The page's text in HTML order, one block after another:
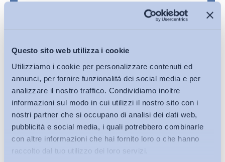
Questo sito web utilizza i cookie
Utilizziamo i cookie per personalizzare contenuti ed
annunci, per fornire funzionalità dei social media e per
analizzare il nostro traffico. Condividiamo inoltre
informazioni sul modo in cui utilizzi il nostro sito con i
nostri partner che si occupano di analisi dei dati web,
pubblicità e social media, i quali potrebbero combinarle
con altre informazioni che hai fornito loro o che hanno
raccolto dal tuo utilizzo dei loro servizi.